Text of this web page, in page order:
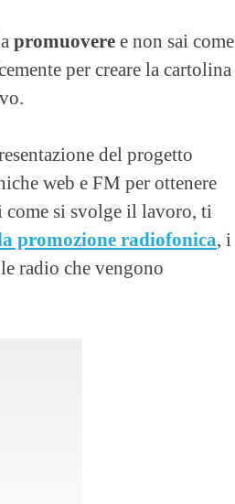
promuovere e non sai come
per creare la cartolina
del progetto
web e FM per ottenere
come si svolge il lavoro, ti
promozione radiofonica, i
radio che vengono